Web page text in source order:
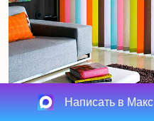
Написать в Макс